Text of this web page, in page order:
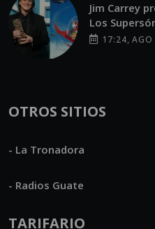
Jim Carrey
Los
17:24,
OTROS SITIOS
- La Tronadora
- Radios Guate
TARIFARIO